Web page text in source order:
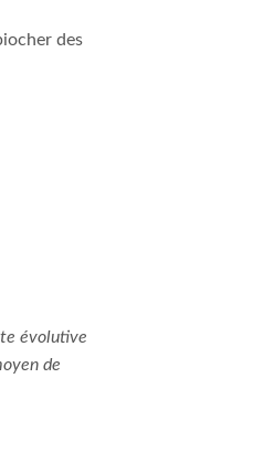
des
évolutive
de